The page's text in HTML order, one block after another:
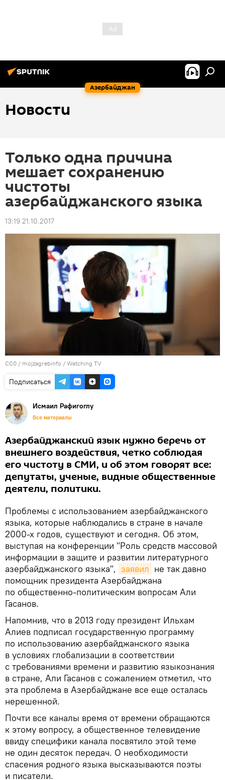
Азербайджан
Новости
Только одна причина
мешает сохранению
чистоты
азербайджанского языка
13:19 21.10.2017
CC0 / mojzagrebinfo / Watching TV
Подписаться
Исмаил Рафигоглу
Все материалы
Азербайджанский язык нужно беречь от
внешнего воздействия, четко соблюдая
его чистоту в СМИ, и об этом говорят все:
депутаты, ученые, видные общественные
деятели, политики.
Проблемы с использованием азербайджанского
языка, которые наблюдались в стране в начале
2000-х годов, существуют и сегодня. Об этом,
выступая на конференции "Роль средств массовой
информации в защите и развитии литературного
азербайджанского языка", заявил не так давно
помощник президента Азербайджана
по общественно-политическим вопросам Али
Гасанов.
Напомнив, что в 2013 году президент Ильхам
Алиев подписал государственную программу
по использованию азербайджанского языка
в условиях глобализации в соответствии
с требованиями времени и развитию языкознания
в стране, Али Гасанов с сожалением отметил, что
эта проблема в Азербайджане все еще осталась
нерешенной.
Почти все каналы время от времени обращаются
к этому вопросу, а общественное телевидение
ввиду специфики канала посвятило этой теме
не один десяток передач. О необходимости
спасения родного языка высказываются поэты
и писатели.